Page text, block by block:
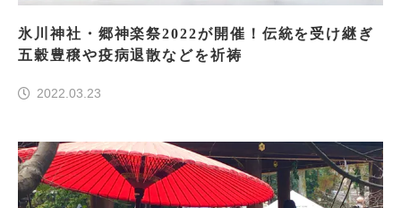
氷川神社・郷神楽祭2022が開催！伝統を受け継ぎ
五穀豊穣や疫病退散などを祈祷
2022.03.23